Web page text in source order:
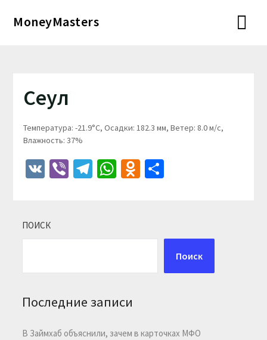
MoneyMasters
Сеул
Температура: -21.9°C, Осадки: 182.3 мм, Ветер: 8.0 м/с,
Влажность: 37%
VKViberTelegram
WhatsApp
Odnoklassniki
Отправить
ПОИСК
Поиск
Последние записи
В Займхаб объяснили, зачем в карточках МФО